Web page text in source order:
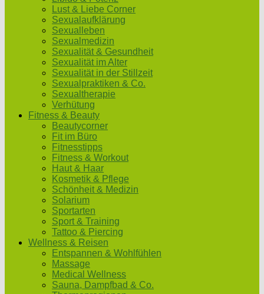
Lust & Liebe Corner
Sexualaufklärung
Sexualleben
Sexualmedizin
Sexualität & Gesundheit
Sexualität im Alter
Sexualität in der Stillzeit
Sexualpraktiken & Co.
Sexualtherapie
Verhütung
Fitness & Beauty
Beautycorner
Fit im Büro
Fitnesstipps
Fitness & Workout
Haut & Haar
Kosmetik & Pflege
Schönheit & Medizin
Solarium
Sportarten
Sport & Training
Tattoo & Piercing
Wellness & Reisen
Entspannen & Wohlfühlen
Massage
Medical Wellness
Sauna, Dampfbad & Co.